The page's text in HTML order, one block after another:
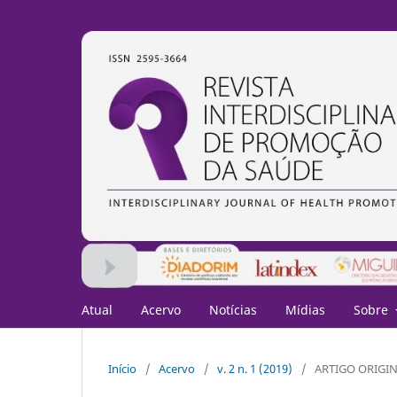
Atual Acervo Notícias Mídias Sobre
Início / Acervo / v. 2 n. 1 (2019) / ARTIGO